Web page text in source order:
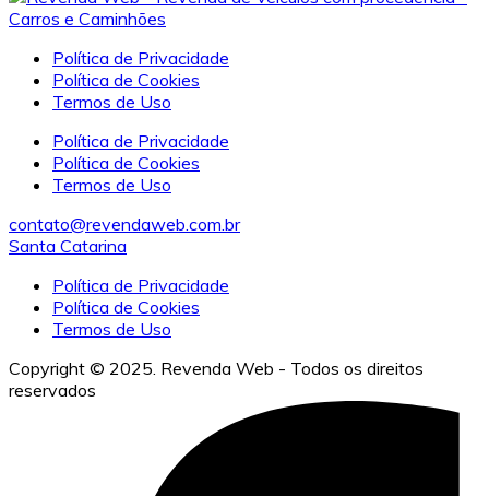
Política de Privacidade
Política de Cookies
Termos de Uso
Política de Privacidade
Política de Cookies
Termos de Uso
contato@revendaweb.com.br
Santa Catarina
Política de Privacidade
Política de Cookies
Termos de Uso
Copyright © 2025. Revenda Web - Todos os direitos
reservados